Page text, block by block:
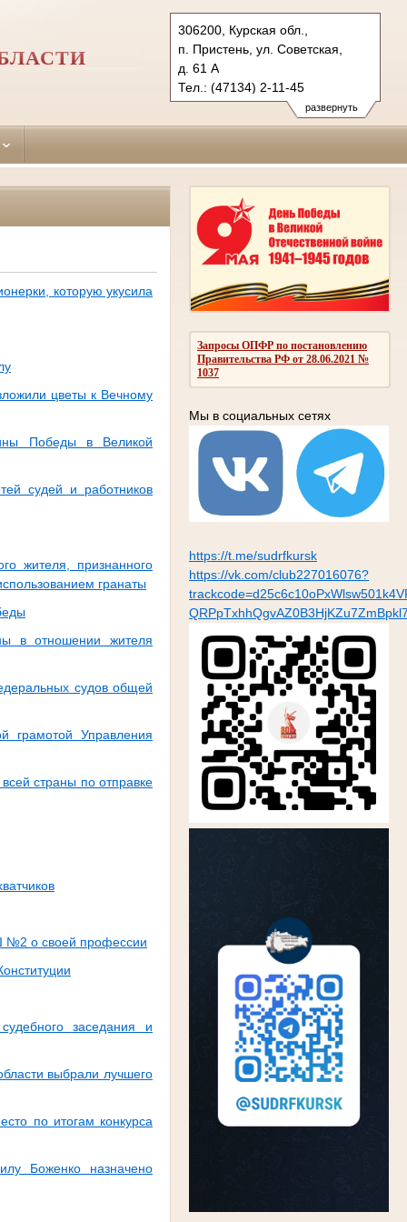
развернуть
306200, Курская обл.,
п. Пристень, ул. Советская,
д. 61 А
Тел.: (47134) 2-11-45
pristensky.krs@sudrf.ru
Запросы ОПФР по постановлению
Правительства РФ от 28.06.2021 №
1037
Мы в социальных сетях
https://t.me/sudrfkursk
https://vk.com/club227016076?
которую укусила
цветы к Вечному
Победы в Великой
судей и работников
жителя, признанного
гранаты
в отношении жителя
судов общей
грамотой Управления
страны по отправке
№2 о своей профессии
заседания и
выбрали лучшего
по итогам конкурса
Боженко назначено